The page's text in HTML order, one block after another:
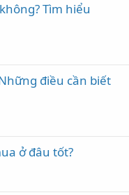
Tìm hiểu
điều cần biết
ở đâu tốt?